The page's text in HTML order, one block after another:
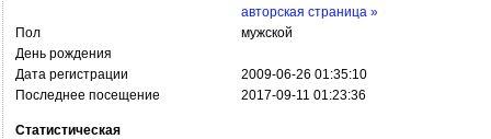
авторская страница »
Пол
мужской
День рождения
Дата регистрации
2009-06-26 01:35:10
Последнее посещение
2017-09-11 01:23:36
Статистическая